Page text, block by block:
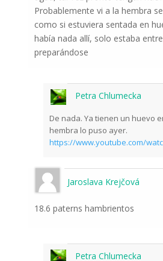
Probablemente vi a la hembra
como si estuviera sentada en
había nada allí, solo estaba
preparándose
Petra Chlumecka
De nada. Ya tienen un huevo
hembra lo puso ayer.
https://www.youtube.com/
Jaroslava Krejčová
18.6 paterns hambrientos
Petra Chlumecka